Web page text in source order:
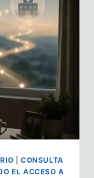
|CONSULTA
EL ACCESO A